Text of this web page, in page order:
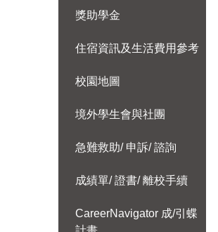
獎助學金
住宿資訊及生活費用參考
校園地圖
境外學生會與社團
急難救助/ 申訴/ 諮詢
成績單/ 證書/ 離校手續
CareerNavigator 成/引蝶